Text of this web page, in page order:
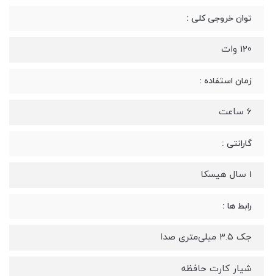
توان خروجی کلی :
120 وات
زمان استفاده :
6 ساعت
گارانتی :
1 سال هیسکا
رابط ها :
جک ۳.۵ میلی‌متری صدا
شیار کارت حافظه